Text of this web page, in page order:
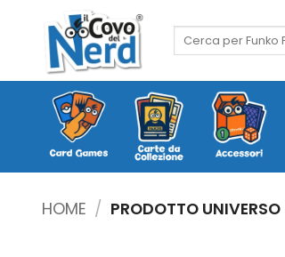
contenuti
Cerca:
HOME / PRODOTTO UNIVERSO